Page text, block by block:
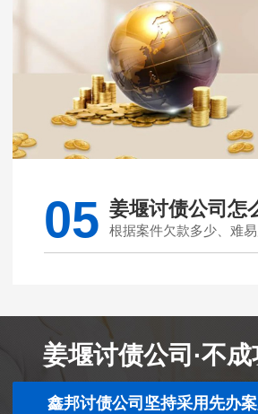
05 姜堰讨债公司怎
根据案件欠款多少、难
姜堰讨债公司·不
鑫邦讨债公司坚持采用先办